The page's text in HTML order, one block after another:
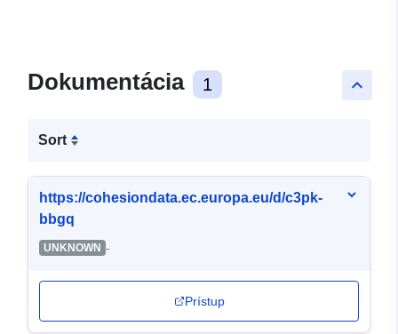
keyboard_arrow_up
Dokumentácia 1
Sort
https://cohesiondata.ec.europa.eu/d/c3pk-
bbgq
UNKNOWN -
Prístup